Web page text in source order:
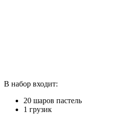
В набор входит:
20 шаров пастель
1 грузик